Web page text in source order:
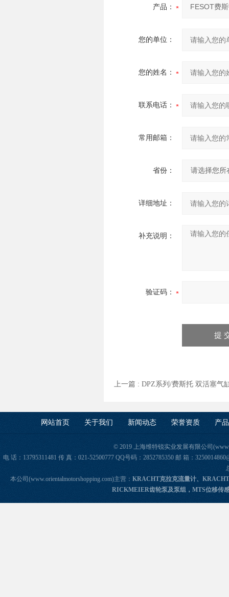
产品：
您的单位：
您的姓名：
联系电话：
常用邮箱：
省份：
详细地址：
补充说明：
验证码：
上一篇 : DPZ系列/费斯托 双活塞气
网站首页 关于我们 新闻动态 荣誉资质 产
© 2019 上海维特锐实业发展有限公司
电 话：13795311481 传 真：021-52500777 QQ号码：2852785350 邮 箱：
本公司(www.orientalmotorshopping.com)主营： KRACHT克拉克流量计、
RICKMEIER齿轮泵及泵组，MTS位移传